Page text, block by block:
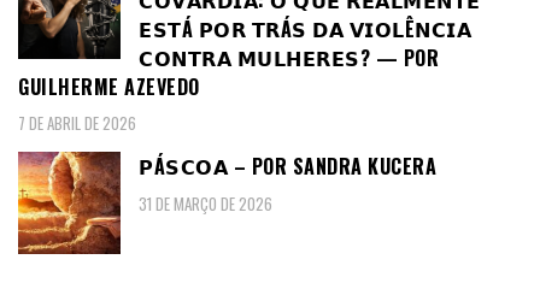
𝗘𝗦𝗧Á 𝗣𝗢𝗥 𝗧𝗥Á𝗦 𝗗𝗔 𝗩𝗜𝗢𝗟Ê𝗡𝗖𝗜𝗔
𝗖𝗢𝗡𝗧𝗥𝗔 𝗠𝗨𝗟𝗛𝗘𝗥𝗘𝗦? — POR
GUILHERME AZEVEDO
7 DE ABRIL DE 2026
𝗣Á𝗦𝗖𝗢𝗔 – POR SANDRA KUCERA
31 DE MARÇO DE 2026